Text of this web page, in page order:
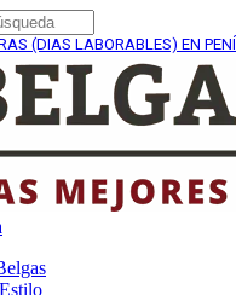
EN PENÍNSULA*